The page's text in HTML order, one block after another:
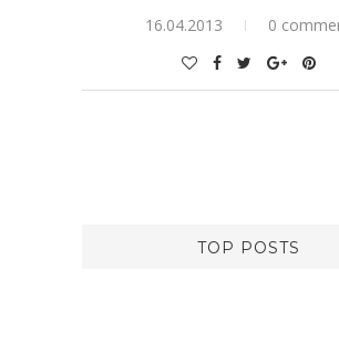
16.04.2013 0
TOP POSTS